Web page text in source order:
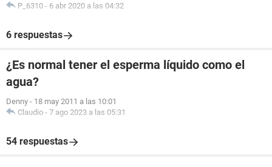
P_6310 - 6 abr 2020 a las 04:32
6 respuestas
¿Es normal tener el esperma líquido como el
agua?
Denny - 18 may 2011 a las 10:01
Claudio - 7 ago 2023 a las 05:31
54 respuestas